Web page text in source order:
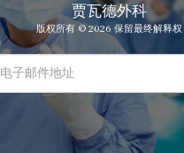
贾瓦德外科
版权所有 © 2026 保留最终解释权